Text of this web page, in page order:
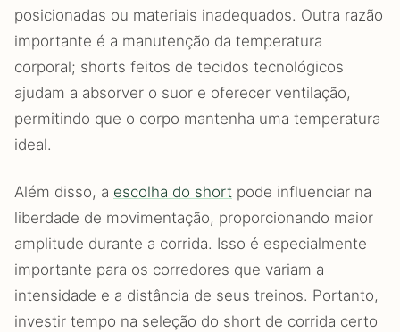
posicionadas ou materiais inadequados. Outra razão
importante é a manutenção da temperatura
corporal; shorts feitos de tecidos tecnológicos
ajudam a absorver o suor e oferecer ventilação,
permitindo que o corpo mantenha uma temperatura
ideal.
Além disso, a escolha do short pode influenciar na
liberdade de movimentação, proporcionando maior
amplitude durante a corrida. Isso é especialmente
importante para os corredores que variam a
intensidade e a distância de seus treinos. Portanto,
investir tempo na seleção do short de corrida certo